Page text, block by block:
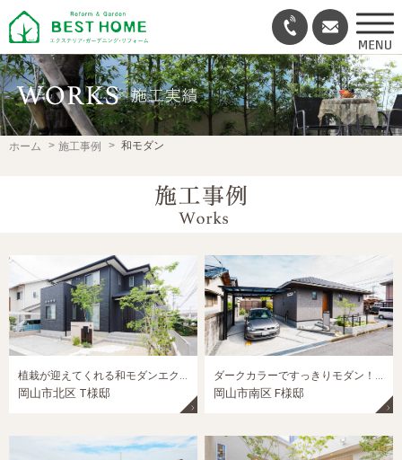
ホーム 施工事例 和モダン
岡山市北区 T様邸 岡山市南区 F様邸